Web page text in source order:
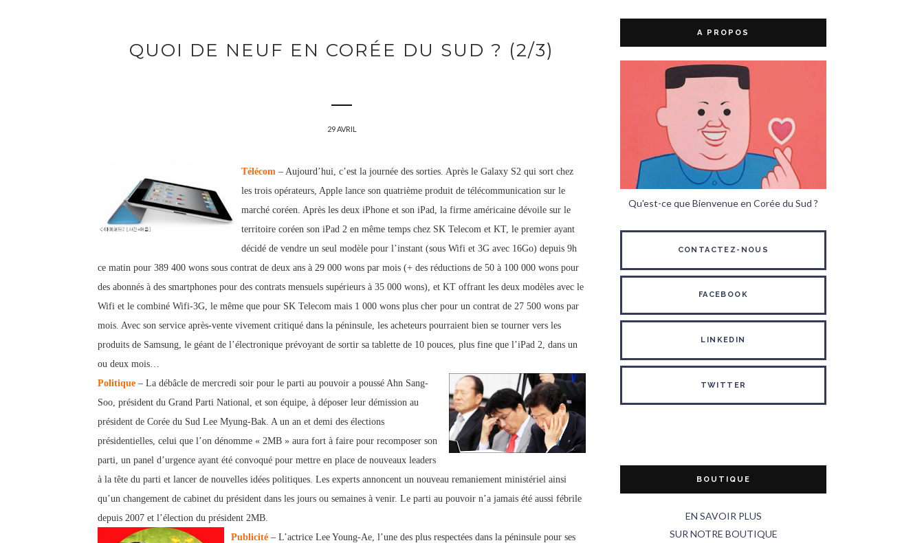
QUOI DE NEUF EN CORÉE DU SUD ? (2/3)
29 AVRIL
Télécom – Aujourd’hui, c’est la journée des sorties. Après le Galaxy S2 qui sort chez
les trois opérateurs, Apple lance son quatrième produit de télécommunication sur le
marché coréen. Après les deux iPhone et son iPad, la firme américaine dévoile sur le
territoire coréen son iPad 2 en même temps chez SK Telecom et KT, le premier ayant
décidé de vendre un seul modèle pour l’instant (sous Wifi et 3G avec 16Go) depuis 9h
ce matin pour 389 400 wons sous contrat de deux ans à 29 000 wons par mois (+ des réductions de 50 à 100 000 wons pour
des abonnés à des smartphones pour des contrats mensuels supérieurs à 35 000 wons), et KT offrant les deux modèles avec le
Wifi et le combiné Wifi-3G, le même que pour SK Telecom mais 1 000 wons plus cher pour un contrat de 27 500 wons par
mois. Avec son service après-vente vivement critiqué dans la péninsule, les acheteurs pourraient bien se tourner vers les
produits de Samsung, le géant de l’électronique prévoyant de sortir sa tablette de 10 pouces, plus fine que l’iPad 2, dans un
ou deux mois…
Politique – La débâcle de mercredi soir pour le parti au pouvoir a poussé Ahn Sang-
Soo, président du Grand Parti National, et son équipe, à déposer leur démission au
président de Corée du Sud Lee Myung-Bak. A un an et demi des élections
présidentielles, celui que l’on dénomme « 2MB » aura fort à faire pour recomposer son
parti, un panel d’urgence ayant été convoqué pour mettre en place de nouveaux leaders
à la tête du parti et lancer de nouvelles idées politiques. Les experts annoncent un nouveau remaniement ministériel ainsi
qu’un changement de cabinet du président dans les jours ou semaines à venir. Le parti au pouvoir n’a jamais été aussi fébrile
depuis 2007 et l’élection du président 2MB.
Publicité – L’actrice Lee Young-Ae, l’une des plus respectées dans la péninsule pour ses
A PROPOS
Qu'est-ce que Bienvenue en Corée du Sud ?
CONTACTEZ-NOUS
FACEBOOK
LINKEDIN
TWITTER
BOUTIQUE
EN SAVOIR PLUS
SUR NOTRE BOUTIQUE